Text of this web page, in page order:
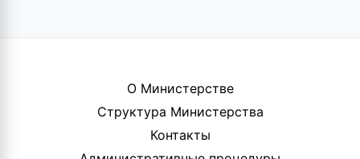
О Министерстве
Структура Министерства
Контакты